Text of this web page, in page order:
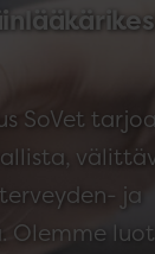
SoVet
ja
Olemme